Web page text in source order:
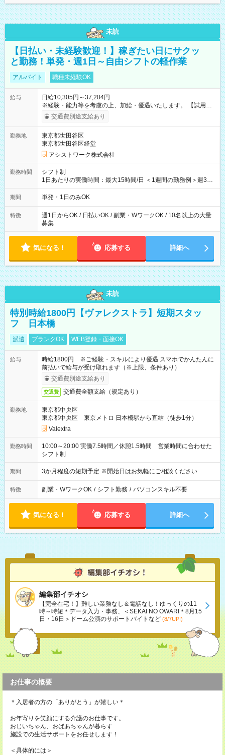
未読
【日払い・未経験歓迎！】稼ぎたい日にサクッ
と勤務！単発・週1日～自由シフトの軽作業
アルバイト 職種未経験OK
給与
日給10,305円～37,204円
※経験・能力等を考慮の上、加給・優遇いたします。 【試用期
間】試用期間なし
交通費別途支給あり
勤務地
東京都世田谷区
東京都世田谷区経堂
アシストワーク株式会社
勤務時間
シフト制
1日あたりの実働時間：最大15時間/日 ＜1週間の勤務例＞週3回
勤務 勤務：月・水・金 休み：火・木・土・日 好きな時にお仕事
可能です！ ※1日あたりの最大実働時間は日勤、夜勤共に勤務し
期間 単発・1日のみOK
特徴
週1日からOK / 日払いOK / 副業・WワークOK / 10名以上の大量
募集
気になる！ 応募する 詳細へ
未読
特別時給1800円【ヴァレクストラ】短期スタッ
フ 日本橋
派遣 ブランクOK WEB登録・面接OK
給与
時給1800円 ※ご経験・スキルにより優遇 スマホでかんたんに
前払いで給与が受け取れます（※上限、条件あり）
交通費別途支給あり
交通費 交通費全額支給（規定あり）
勤務地
東京都中央区
東京都中央区 東京メトロ 日本橋駅から直結（徒歩1分）
Valextra
勤務時間
10:00～20:00 実働7.5時間／休憩1.5時間 営業時間に合わせた
シフト制
期間 3か月程度の短期予定 ※開始日はお気軽にご相談ください
特徴 副業・WワークOK / シフト勤務 / パソコンスキル不要
気になる！ 応募する 詳細へ
編集部イチオシ
【完全在宅！】難しい業務なし＆電話なし！ゆっくりの11
時～時短＊データ入力・事務、＜SEKAI NO OWARI＊8月15
日・16日＞ドーム公演のサポートバイトなど (8/7UP!)
お仕事の概要
＊入居者の方の「ありがとう」が嬉しい＊
お年寄りを笑顔にする介護のお仕事です。
おじいちゃん、おばあちゃんが暮らす
施設での生活サポートをお任せします！
＜具体的には＞